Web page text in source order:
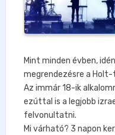
Mint minden évben,
megrendezésre a
Az immár 18-ik
ezúttal is a legjobb
felvonultatni.
Mi várható? 3 napon